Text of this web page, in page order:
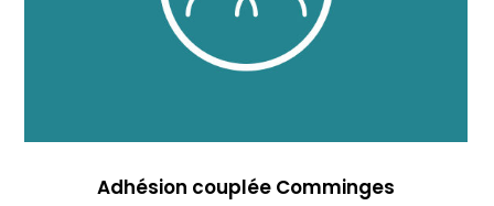
Adhésion couplée Comminges